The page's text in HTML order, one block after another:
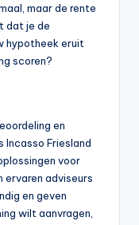
maar de rente
dat je de
hypotheek eruit
scoren?
en
Friesland
voor
ervaren adviseurs
en geven
wilt aanvragen,